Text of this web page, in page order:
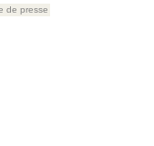
de presse